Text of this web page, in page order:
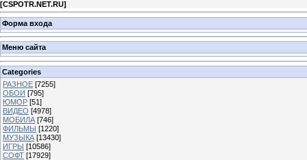
[CSPOTR.NET.RU]
Форма входа
Меню сайта
Categories
РАЗНОЕ [7255]
ОБОИ [795]
ЮМОР [51]
ВИДЕО [4978]
МОБИЛА [746]
ФИЛЬМЫ [1220]
МУЗЫКА [13430]
ИГРЫ [10586]
СОФТ [17929]